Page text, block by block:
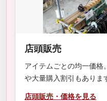
店頭販売
アイテムごとの均一価
や大量購入割引もありま
店頭販売・価格を見る